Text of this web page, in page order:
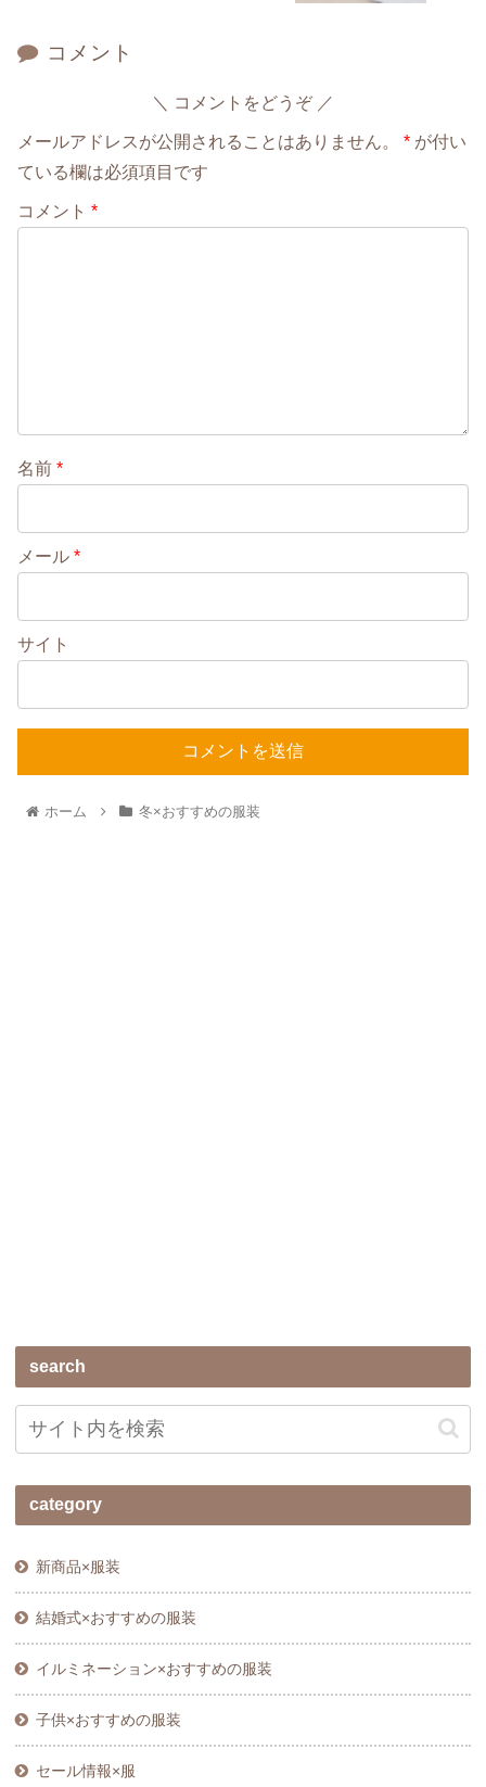
コメント
コメントをどうぞ
メールアドレスが公開されることはありません。 * が付い
ている欄は必須項目です
コメント *
名前 *
メール *
サイト
ホーム 冬×おすすめの服装
search
category
新商品×服装
結婚式×おすすめの服装
イルミネーション×おすすめの服装
子供×おすすめの服装
セール情報×服